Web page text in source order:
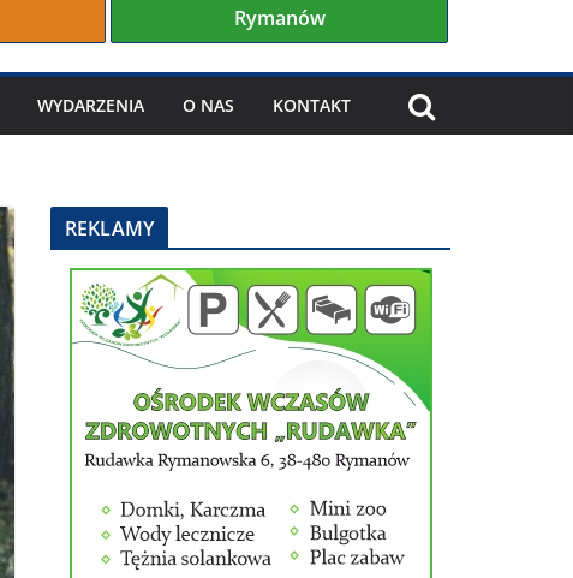
Rymanów
WYDARZENIA O NAS KONTAKT
REKLAMY